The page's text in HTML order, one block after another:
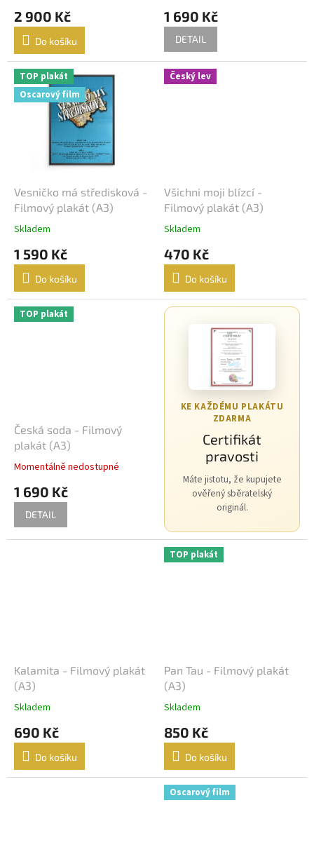
2 900 Kč
Do košíku
1 690 Kč
DETAIL
TOP plakát
Oscarový film
Vesničko má středisková -
Filmový plakát (A3)
Skladem
1 590 Kč
Do košíku
Český lev
Všichni moji blízcí -
Filmový plakát (A3)
Skladem
470 Kč
Do košíku
TOP plakát
Česká soda - Filmový
plakát (A3)
Momentálně nedostupné
1 690 Kč
DETAIL
KE KAŽDÉMU PLAKÁTU
ZDARMA
Certifikát
pravosti
Máte jistotu, že kupujete
ověřený sběratelský
originál.
Kalamita - Filmový plakát
(A3)
Skladem
690 Kč
Do košíku
TOP plakát
Pan Tau - Filmový plakát
(A3)
Skladem
850 Kč
Do košíku
Oscarový film